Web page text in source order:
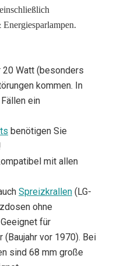
20 Watt (besonders
kommen. In
ein
benötigen Sie
mit allen
Spreizkrallen (LG-
ohne
für
(Baujahr vor 1970). Bei
sind 68 mm große